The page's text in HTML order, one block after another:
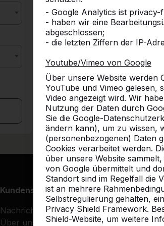
- Google Analytics ist privacy-
- haben wir eine
abgeschlossen;
- die letzten Ziffern der IP-
Youtube/Vimeo von Google
Über unsere Website werden
YouTube und Vimeo gelesen,
Video angezeigt wird. Wir
Nutzung der Daten durch
Sie die Google-
ändern kann), um zu wissen,
(personenbezogenen) Daten
Cookies verarbeitet werden.
über unsere Website
von Google übermittelt und
Standort sind im Regelfall die
ist an mehrere
Selbstregulierung gehalten,
Privacy Shield Framework.
Shield-Website, um weitere
Kundenservice
Nachrichten
Über uns